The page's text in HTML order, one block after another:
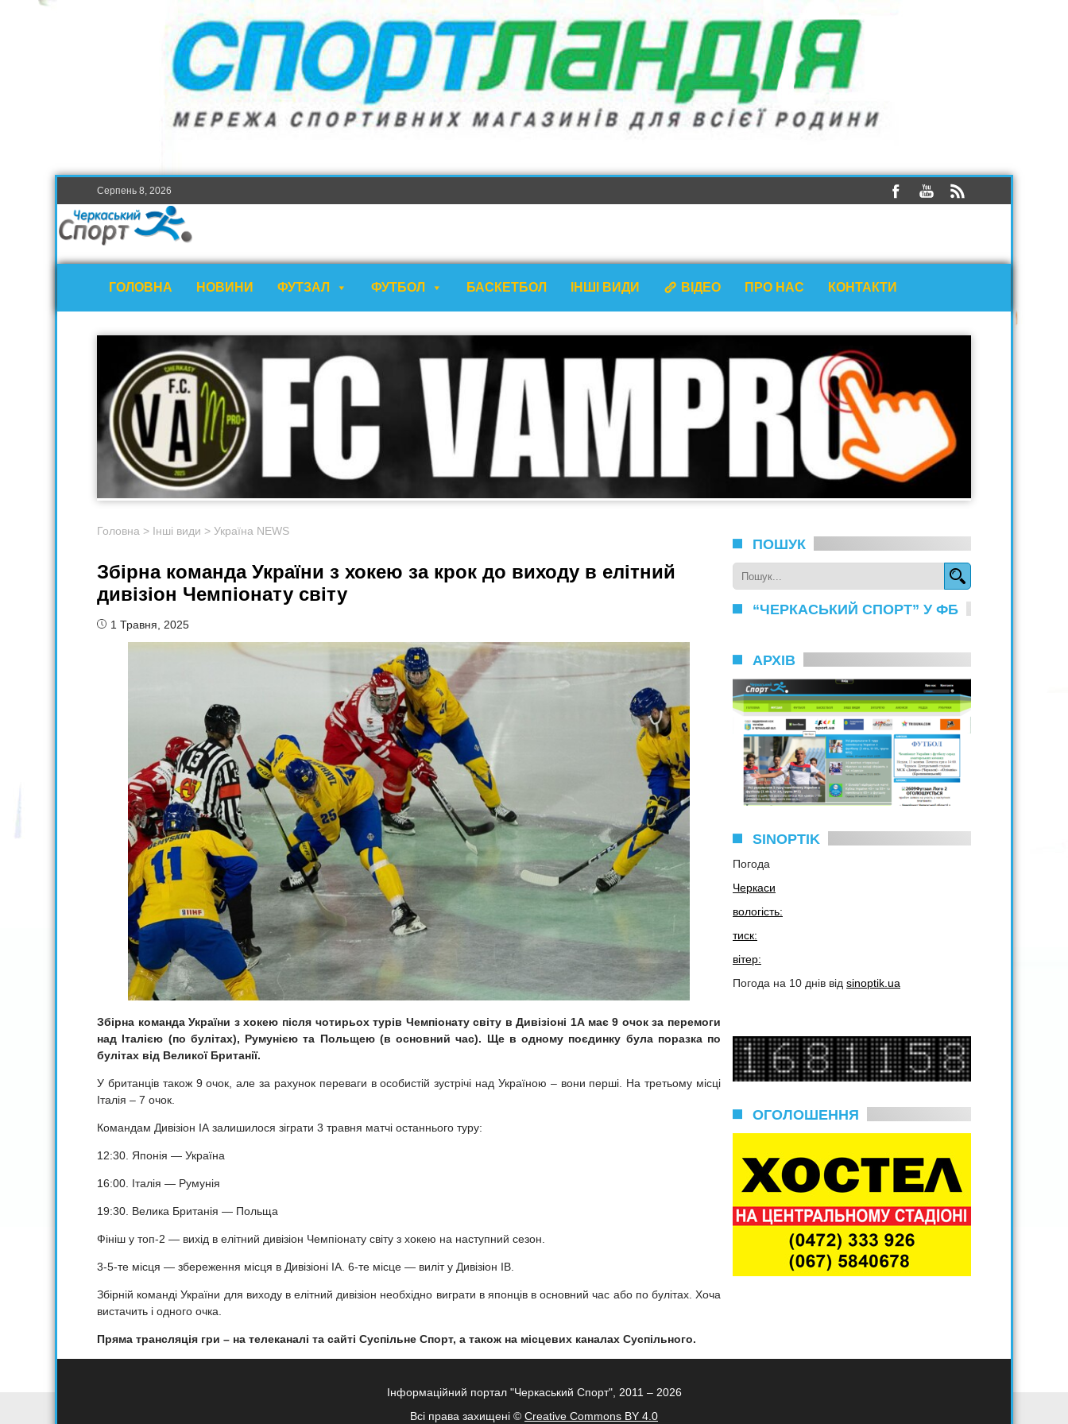
Серпень 8, 2026
ГОЛОВНА НОВИНИ ФУТЗАЛ ФУТБОЛ БАСКЕТБОЛ ІНШІ ВИДИ ВІДЕО ПРО НАС КОНТАКТИ
Головна > Інші види > Україна NEWS
Збірна команда України з хокею за крок до виходу в елітний
дивізіон Чемпіонату світу
1 Травня, 2025
Збірна команда України з хокею після чотирьох турів Чемпіонату світу в Дивізіоні 1A має 9 очок за перемоги
над Італією (по булітах), Румунією та Польщею (в основний час). Ще в одному поєдинку була поразка по
булітах від Великої Британії.
У британців також 9 очок, але за рахунок переваги в особистій зустрічі над Україною – вони перші. На третьому місці
Італія – 7 очок.
Командам Дивізіон ІА залишилося зіграти 3 травня матчі останнього туру:
12:30. Японія — Україна
16:00. Італія — Румунія
19:30. Велика Британія — Польща
Фініш у топ-2 — вихід в елітний дивізіон Чемпіонату світу з хокею на наступний сезон.
3-5-те місця — збереження місця в Дивізіоні ІА. 6-те місце — виліт у Дивізіон ІВ.
Збірній команді України для виходу в елітний дивізіон необхідно виграти в японців в основний час або по булітах. Хоча
вистачить і одного очка.
Пряма трансляція гри – на телеканалі та сайті Суспільне Спорт, а також на місцевих каналах Суспільного.
ПОШУК
“ЧЕРКАСЬКИЙ СПОРТ” У ФБ
АРХІВ
SINOPTIK
Погода
Черкаси
вологість:
тиск:
вітер:
Погода на 10 днів від sinoptik.ua
ОГОЛОШЕННЯ
Інформаційний портал "Черкаський Спорт", 2011 – 2026
Всі права захищені © Creative Commons BY 4.0